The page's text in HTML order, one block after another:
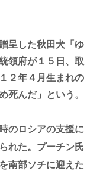
呈した秋田犬「ゆ
領府が１５日、取
２年４月生まれの
死んだ」という。
のロシアの支援に
れた。プーチン氏
南部ソチに迎えた